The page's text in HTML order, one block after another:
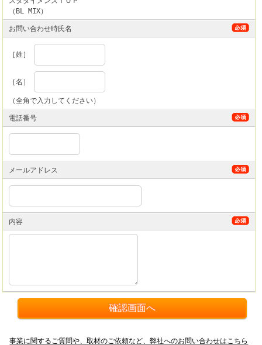
（BL MIX）
お問い合わせ時氏名
［姓］
［名］
（全角で入力してください）
電話番号
メールアドレス
内容
事業に関するご質問や、取材のご依頼など、弊社へのお問い合わせはこちら